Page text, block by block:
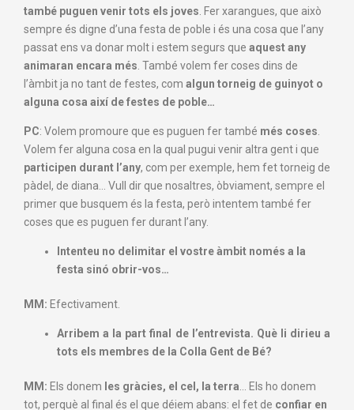
també puguen venir tots els joves . Fer xarangues, que això
sempre és digne d’una festa de poble i és una cosa que l’any
passat ens va donar molt i estem segurs que aquest any
animaran encara més . També volem fer coses dins de
l’àmbit ja no tant de festes, com algun torneig de guinyot o
alguna cosa així de festes de poble…
PC: Volem promoure que es puguen fer també més coses
Volem fer alguna cosa en la qual pugui venir altra gent i que
participen durant l’any, com per exemple, hem fet torneig de
pàdel, de diana… Vull dir que nosaltres, òbviament, sempre el
primer que busquem és la festa, però intentem també fer
coses que es puguen fer durant l’any.
Intenteu no delimitar el vostre àmbit només a la
festa sinó obrir-vos…
MM: Efectivament.
Arribem a la part final de l’entrevista. Què li dirieu a
tots els membres de la Colla Gent de Bé?
MM: Els donem les gràcies, el cel, la terra … Els ho donem
tot, perquè al final és el que déiem abans: el fet de confiar en